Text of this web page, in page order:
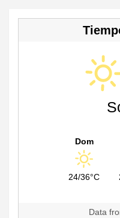
Dom
24/36°C
Data